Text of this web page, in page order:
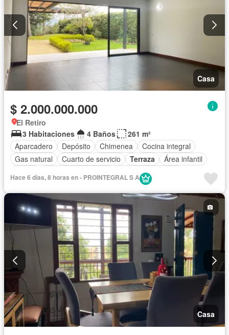
Casa
$ 2.000.000.000
El Retiro
3 Habitaciones
4 Baños
261 m²
Aparcadero
Depósito Chimenea
Cocina integral
Gas natural
Cuarto de servicio Terraza
Área infantil
Seguridad privada
Hace 6 días, 8 horas en - PROINTEGRAL S A
Casa